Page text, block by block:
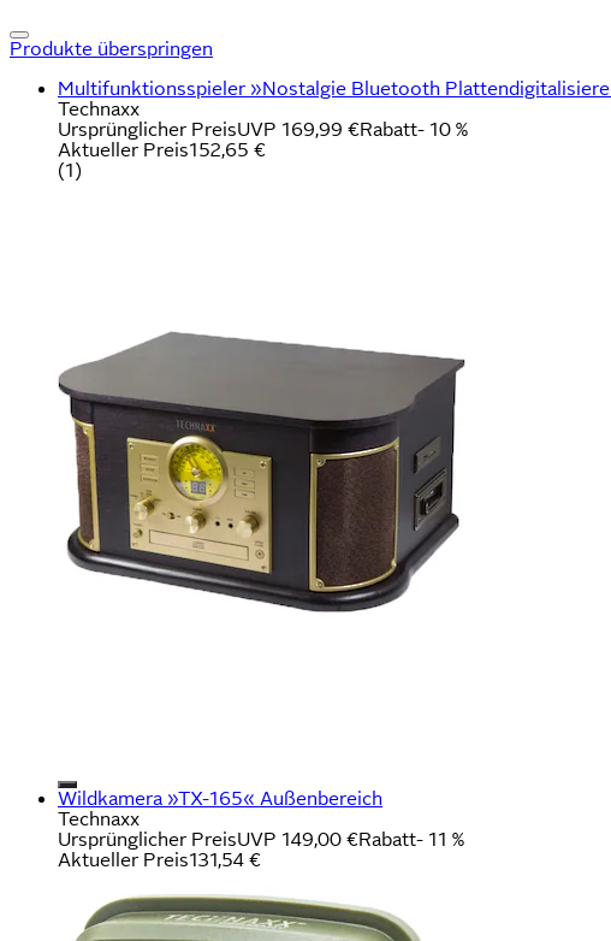
Produkte überspringen
Multifunktionsspieler »Nostalgie Bluetooth
Technaxx
Ursprünglicher PreisUVP 169,99 €Rabatt- 10 %
Aktueller Preis152,65 €
(1)
Wildkamera »TX-165« Außenbereich
Technaxx
Ursprünglicher PreisUVP 149,00 €Rabatt- 11 %
Aktueller Preis131,54 €